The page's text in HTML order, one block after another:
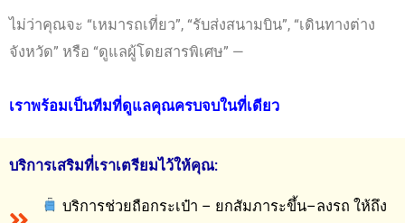
ไม่ว่าคุณจะ “เหมารถเที่ยว”, “รับส่งสนามบิน”, “เดินทางต่าง
จังหวัด” หรือ “ดูแลผู้โดยสารพิเศษ” —
เราพร้อมเป็นทีมที่ดูแลคุณครบจบในที่เดียว
บริการเสริมที่เราเตรียมไว้ให้คุณ:
บริการช่วยถือกระเป๋า – ยกสัมภาระขึ้น–ลงรถ ให้ถึง